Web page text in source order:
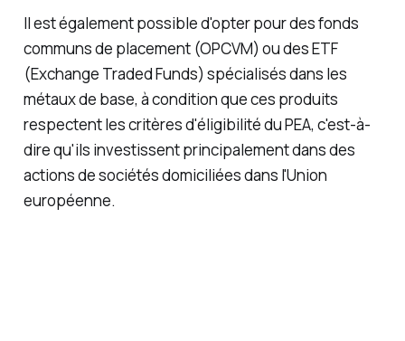
Il est également possible d'opter pour des fonds
communs de placement (OPCVM) ou des ETF
(Exchange Traded Funds) spécialisés dans les
métaux de base, à condition que ces produits
respectent les critères d'éligibilité du PEA, c'est-à-
dire qu'ils investissent principalement dans des
actions de sociétés domiciliées dans l'Union
européenne.